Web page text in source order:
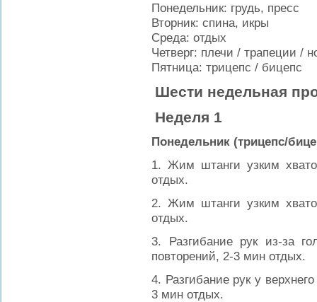
Понедельник: грудь, пресс
Вторник: спина, икры
Среда: отдых
Четверг: плечи / трапеции /
Пятница: трицепс / бицепс
Шести недельная
Неделя 1
Понедельник (трицепс/
1. Жим штанги узким
отдых.
2. Жим штанги узким
отдых.
3. Разгибание рук из-за
повторений, 2-3 мин отдых.
4. Разгибание рук у
3 мин отдых.